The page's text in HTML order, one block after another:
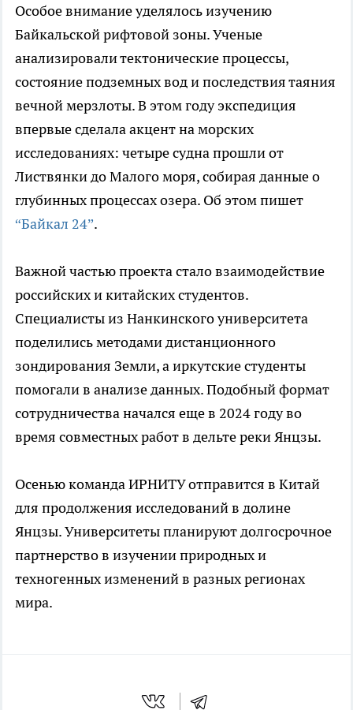
Особое внимание уделялось изучению
Байкальской рифтовой зоны. Ученые
анализировали тектонические процессы,
состояние подземных вод и последствия таяния
вечной мерзлоты. В этом году экспедиция
впервые сделала акцент на морских
исследованиях: четыре судна прошли от
Листвянки до Малого моря, собирая данные о
глубинных процессах озера. Об этом пишет
“Байкал 24”.
Важной частью проекта стало взаимодействие
российских и китайских студентов.
Специалисты из Нанкинского университета
поделились методами дистанционного
зондирования Земли, а иркутские студенты
помогали в анализе данных. Подобный формат
сотрудничества начался еще в 2024 году во
время совместных работ в дельте реки Янцзы.
Осенью команда ИРНИТУ отправится в Китай
для продолжения исследований в долине
Янцзы. Университеты планируют долгосрочное
партнерство в изучении природных и
техногенных изменений в разных регионах
мира.